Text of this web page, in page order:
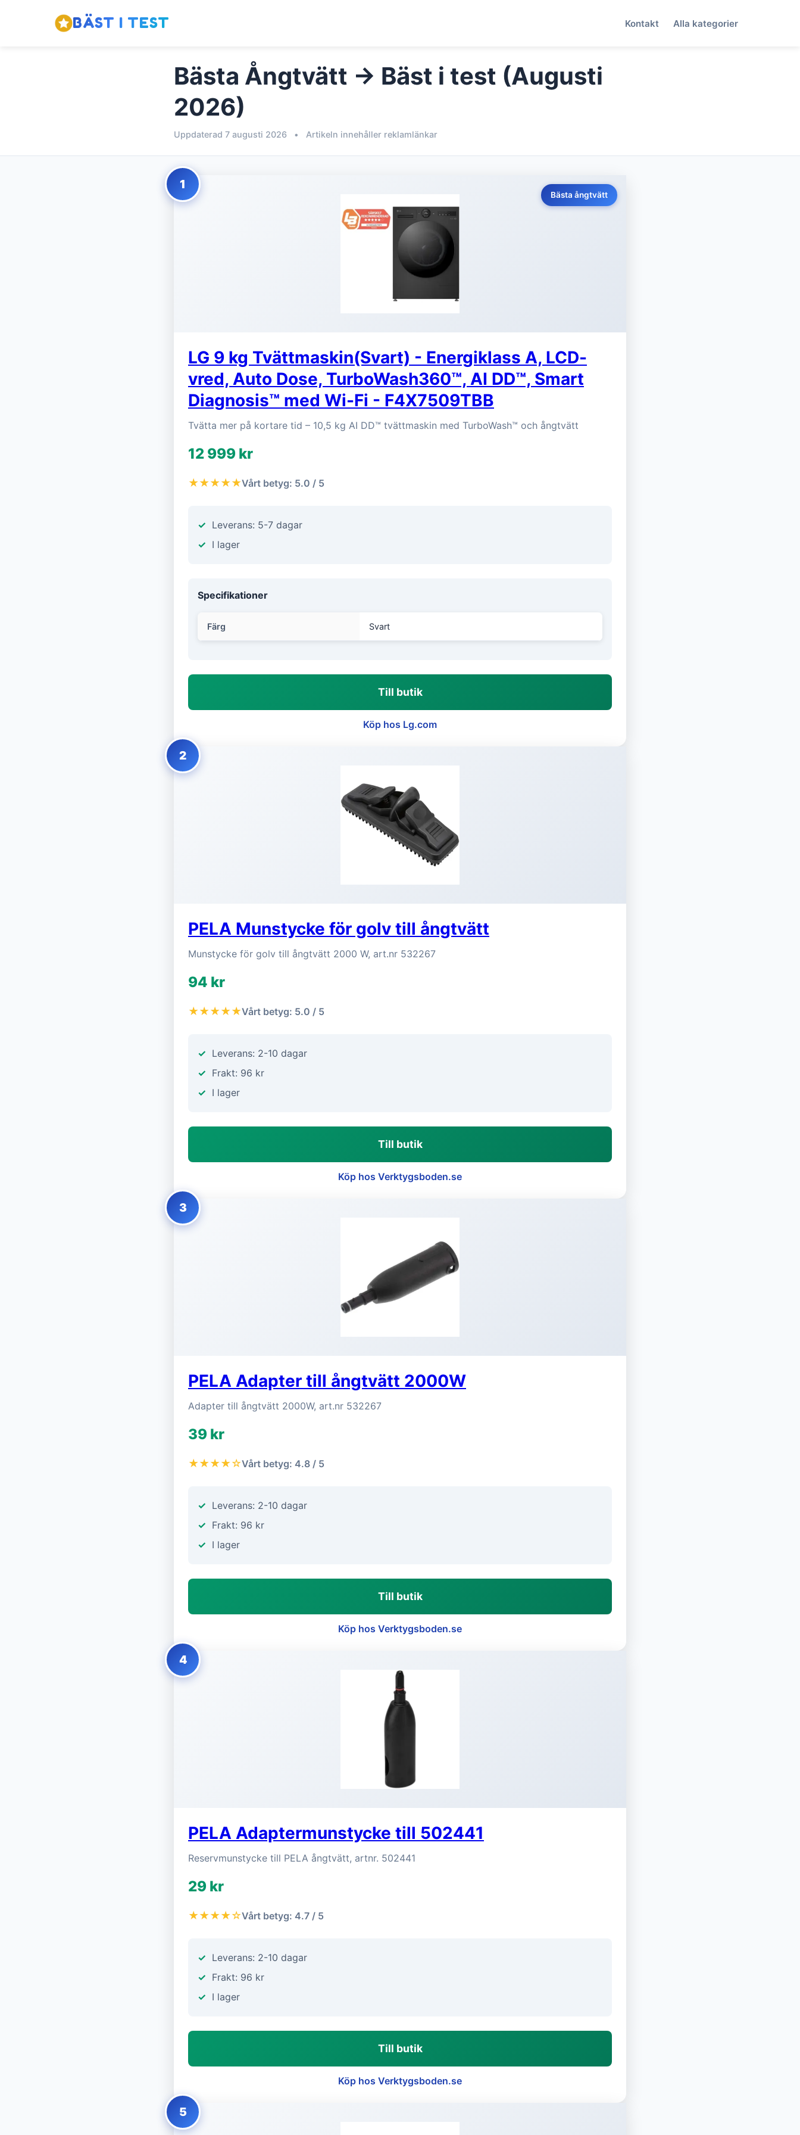
BÄST I TEST Kontakt Alla kategorier
Bästa Ångtvätt → Bäst i test (Augusti
2026)
Uppdaterad 7 augusti 2026 • Artikeln innehåller reklamlänkar
1
Bästa ångtvätt
LG 9 kg Tvättmaskin(Svart) - Energiklass A, LCD-
vred, Auto Dose, TurboWash360™, AI DD™, Smart
Diagnosis™ med Wi-Fi - F4X7509TBB
Tvätta mer på kortare tid – 10,5 kg AI DD™ tvättmaskin med TurboWash™ och ångtvätt
12 999 kr
★★★★★Vårt betyg: 5.0 / 5
Leverans: 5-7 dagar
I lager
Specifikationer
Färg Svart
Till butik
Köp hos Lg.com
2
PELA Munstycke för golv till ångtvätt
Munstycke för golv till ångtvätt 2000 W, art.nr 532267
94 kr
★★★★★Vårt betyg: 5.0 / 5
Leverans: 2-10 dagar
Frakt: 96 kr
I lager
Till butik
Köp hos Verktygsboden.se
3
PELA Adapter till ångtvätt 2000W
Adapter till ångtvätt 2000W, art.nr 532267
39 kr
★★★★☆Vårt betyg: 4.8 / 5
Leverans: 2-10 dagar
Frakt: 96 kr
I lager
Till butik
Köp hos Verktygsboden.se
4
PELA Adaptermunstycke till 502441
Reservmunstycke till PELA ångtvätt, artnr. 502441
29 kr
★★★★☆Vårt betyg: 4.7 / 5
Leverans: 2-10 dagar
Frakt: 96 kr
I lager
Till butik
Köp hos Verktygsboden.se
5